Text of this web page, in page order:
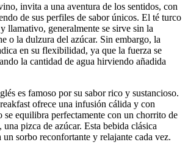
invita a una aventura de los sentidos, con
de sus perfiles de sabor únicos. El té turco
llamativo, generalmente se sirve sin la
o la dulzura del azúcar. Sin embargo, la
en su flexibilidad, ya que la fuerza se
la cantidad de agua hirviendo añadida
es famoso por su sabor rico y sustancioso.
ofrece una infusión cálida y con
se equilibra perfectamente con un chorrito de
una pizca de azúcar. Esta bebida clásica
sorbo reconfortante y relajante cada vez.